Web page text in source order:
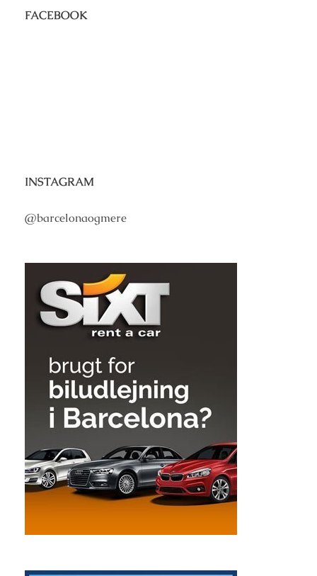
FACEBOOK
INSTAGRAM
@barcelonaogmere